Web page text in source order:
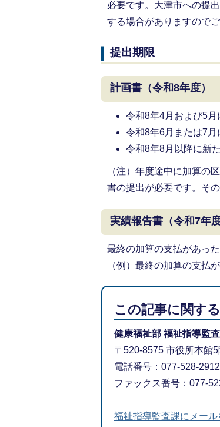
必要です。大津市への提
する場合がありますのでご
提出期限
計画書（令和8年度）
令和8年4月および5
令和8年6月または7
令和8年8月以降に新
（注）年度途中に加算の
書の提出が必要です。そ
実績報告書（令和7年度
最終の加算の支払があっ
（例）最終の加算の支払
この記事に関す
健康福祉部 福祉指導監
〒520-8575 市役所本館5
電話番号：077-528-2912
ファックス番号：077-
福祉指導監査課にメール